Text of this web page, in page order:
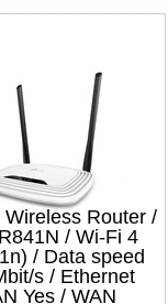
Wireless Router /
/ Wi-Fi 4
/ Data speed
s / Ethernet
Yes / WAN